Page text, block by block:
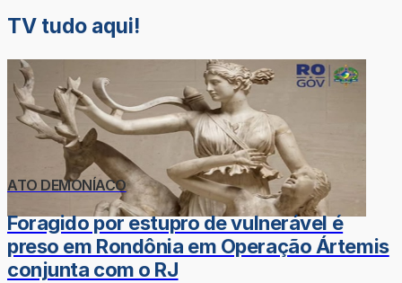
TV tudo aqui!
ATO DEMONÍACO
Foragido por estupro de vulnerável é
preso em Rondônia em Operação Ártemis
conjunta com o RJ